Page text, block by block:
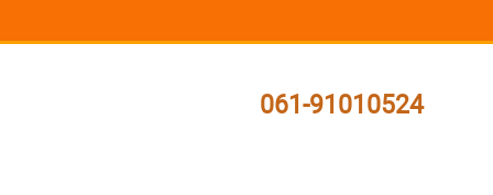
061-91010524